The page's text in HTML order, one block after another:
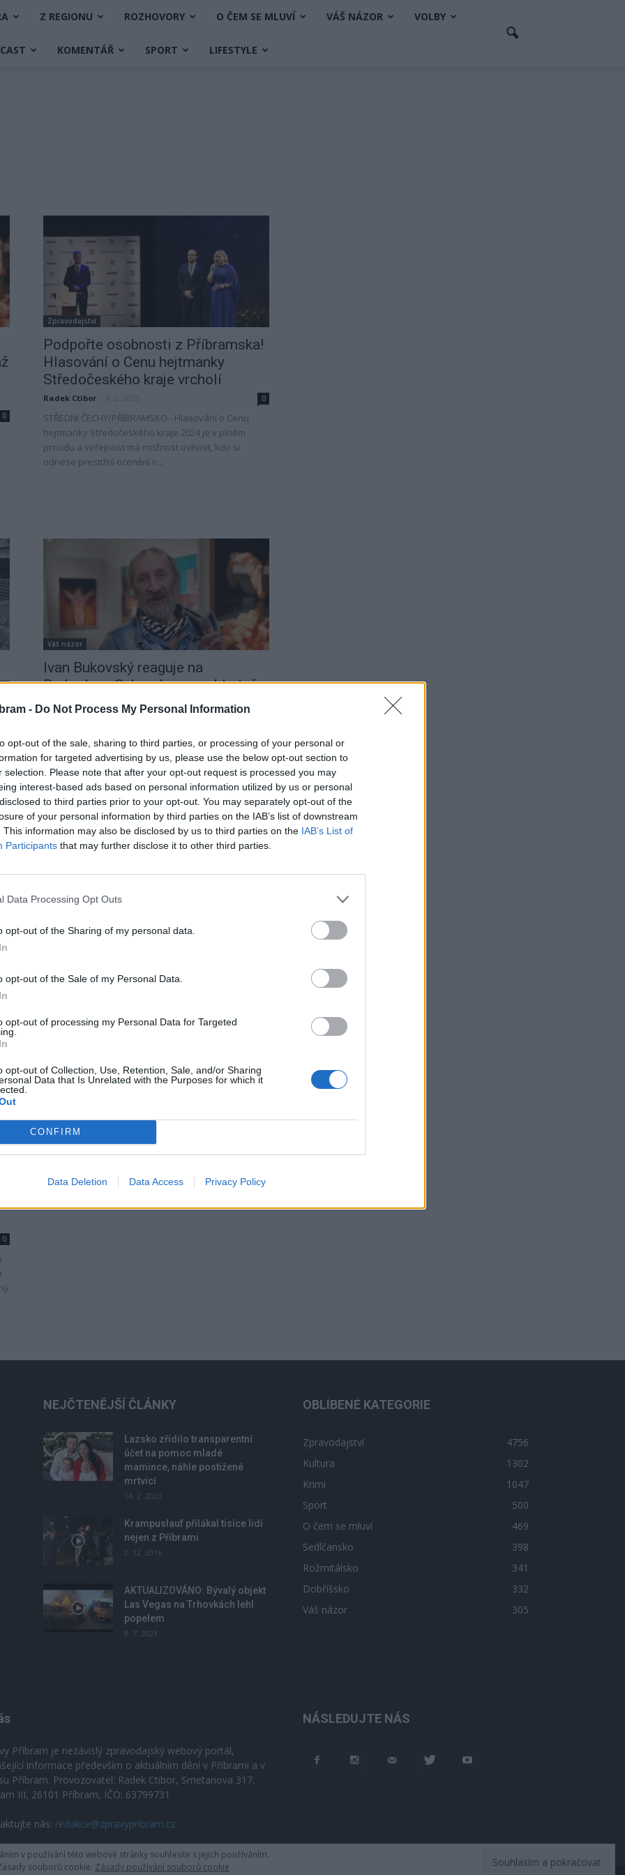
- Do Not Process My Personal Information
opt-out of the sale, sharing to third parties, or processing of your personal or
for targeted advertising by us, please use the below opt-out section to
selection. Please note that after your opt-out request is processed you may
interest-based ads based on personal information utilized by us or personal
to third parties prior to your opt-out. You may separately opt-out of the
of your personal information by third parties on the IAB’s list of downstream
This information may also be disclosed by us to third parties on the IAB’s List of
Participants that may further disclose it to other third parties.
Data Processing Opt Outs
opt-out of the Sharing of my personal data.
opt-out of the Sale of my Personal Data.
opt-out of processing my Personal Data for Targeted
opt-out of Collection, Use, Retention, Sale, and/or Sharing
Data that Is Unrelated with the Purposes for which it
CONFIRM
Data Deletion Data Access Privacy Policy
Z REGIONU ROZHOVORY O ČEM SE MLUVÍ VÁŠ NÁZOR VOLBY
KOMENTÁŘ SPORT LIFESTYLE
0
Zpravodajství
Podpořte osobnosti z Příbramska!
Hlasování o Cenu hejtmanky
Středočeského kraje vrcholí
Radek Ctibor 0
STŘEDNÍ ČECHY/PŘÍBRAMSKO - Hlasování o Cenu
hejtmanky Středočeského kraje 2024 je v plném
proudu a veřejnost má možnost ovlivnit, kdo si
odnese prestižní ocenění v...
0
Váš názor
Ivan Bukovský reaguje na
Radoslavu Schmelzovou ohledně
situace v příbramské galerii
Názory v rubrice „Váš názor“ se nemusí shodovat
s názory redakce. PŘÍBRAM – V posledních dnech
graduje situace okolo Galerie Farntiška Drtikola.
Naposledy se k situaci vyjádřila...
redakce - 7. 7. 2019
dvě jsou nyní umístněné v obou patrech
0
NEJČTENĚJŠÍ ČLÁNKY
Lazsko zřídilo transparentní
účet na pomoc mladé
mamince, náhle postižené
mrtvicí
14. 2. 2023
Krampuslauf přilákal tisíce lidí
nejen z Příbrami
2. 12. 2016
AKTUALIZOVÁNO: Bývalý objekt
Las Vegas na Trhovkách lehl
popelem
8. 7. 2023
OBLÍBENÉ KATEGORIE
Zpravodajství
4756
Kultura
1302
Krimi
1047
Sport
500
O čem se mluví
469
Sedlčansko
398
Rožmitálsko
341
Dobříšsko
332
Váš názor
305
Příbram je nezávislý zpravodajský webový portál,
informace především o aktuálním dění v Příbrami a v
Příbram. Provozovatel: Radek Ctibor, Smetanova 317,
III, 26101 Příbram, IČO: 63799731
nás: redakce@zpravypribram.cz
NÁSLEDUJTE NÁS
v používání této webové stránky souhlasíte s jejich používáním.
souborů cookie. Zásady používání souborů cookie